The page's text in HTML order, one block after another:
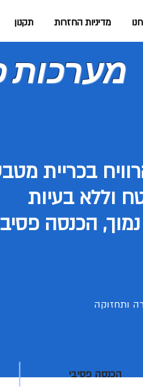
מדיניות החזרות תקנון
מערכות
בכריית
וללא בעיות
הכנסה
ותחזוקה
הכנסה פסיבי